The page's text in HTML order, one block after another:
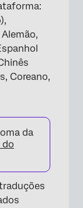
Coreano,
da